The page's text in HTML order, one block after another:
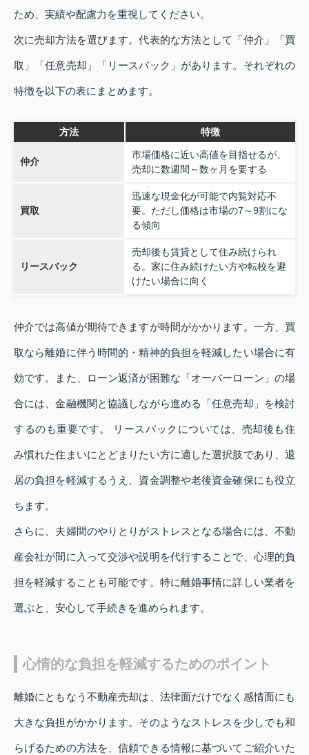
ため、実績や配慮力を重視してください。
次に売却方法を選びます。代表的な方法として「仲介」「買
取」「任意売却」「リースバック」があります。それぞれの
特徴を以下の表にまとめます。
方法 特徴
仲介
市場価格に近い高値を目指せるが、
売却に数週間～数ヶ月を要する
買取
迅速な現金化が可能で内覧対応不
要。ただし価格は市場の7～9割にな
る傾向
リースバック
売却後も賃貸として住み続けられ
る。家に住み続けたい方や転校を避
けたい場合に向く
仲介では高値が期待できますが時間がかかります。一方、買
取なら離婚に伴う時間的・精神的負担を軽減したい場合に有
効です。また、ローン返済が困難な「オーバーローン」の場
合には、金融機関と協議しながら進める「任意売却」を検討
するのも重要です。 リースバックについては、売却後も住
み慣れた住まいにとどまりたい方に適した選択肢であり、退
居の負担を軽減するうえ、資金調整や老後資金確保にも役立
ちます。
さらに、夫婦間のやりとりがストレスとなる場合には、不動
産会社が間に入って交渉や説明を代行することで、心理的負
担を軽減することも可能です。特に離婚事情に詳しい業者を
選ぶと、安心して手続きを進められます。
心情的な負担を軽減するためのポイント
離婚にともなう不動産売却は、法律面だけでなく感情面にも
大きな負担がかかります。そのようなストレスを少しでも和
らげるための方法を、信頼できる情報に基づいてご紹介いた